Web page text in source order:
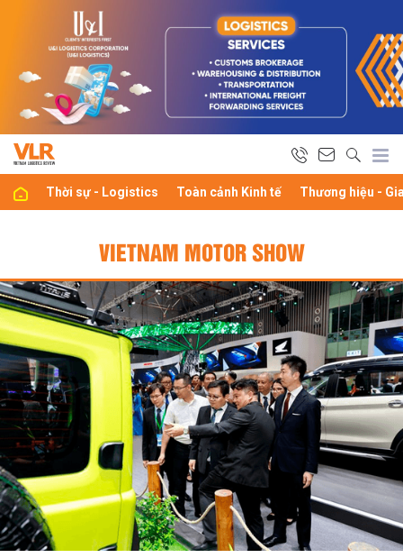
Thời sự - Logistics Toàn cảnh Kinh tế Thương hiệu -
VIETNAM MOTOR SHOW